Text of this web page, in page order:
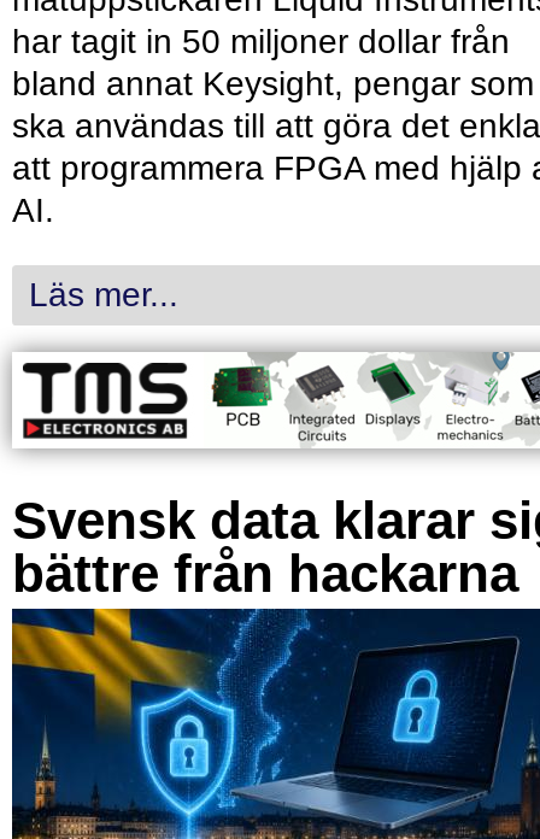
har tagit in 50 miljoner dollar från
bland annat Keysight, pengar som
ska användas till att göra det
att programmera FPGA med hjälp
AI.
Läs mer...
Svensk data klarar
bättre från hackarna